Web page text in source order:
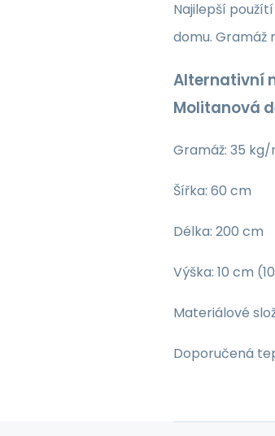
Najilepší
domu. Gramáž
Alternativní
Molitanová
Gramáž: 35 kg/
Šířka: 60 cm
Délka: 200 cm
Výška: 10 cm
Materiálové
Doporučená